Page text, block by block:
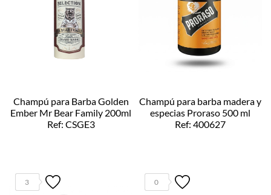
Champú para Barba Golden
Ember Mr Bear Family 200ml
Ref: CSGE3
Champú para barba madera y
especias Proraso 500 ml
Ref: 400627
3 0